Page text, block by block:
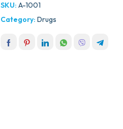
SKU: A-1001
Category: Drugs